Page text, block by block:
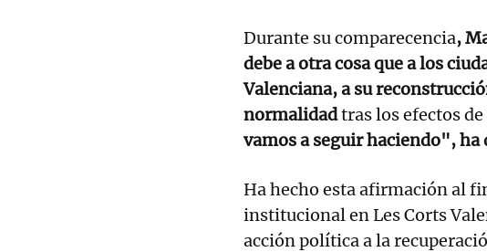
Durante su comparecencia,
debe a otra cosa que a los
Valenciana, a su
normalidadtras los efectos
vamos a seguir haciendo", ha
Ha hecho esta afirmación al
institucional en Les Corts
acción política a la